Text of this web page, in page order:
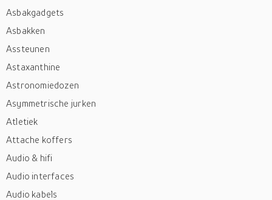
Asbakgadgets
Asbakken
Assteunen
Astaxanthine
Astronomiedozen
Asymmetrische jurken
Atletiek
Attache koffers
Audio & hifi
Audio interfaces
Audio kabels